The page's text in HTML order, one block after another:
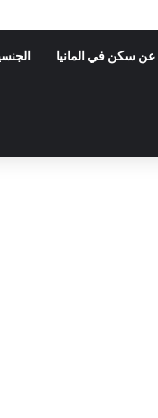
عن سكن في المانيا